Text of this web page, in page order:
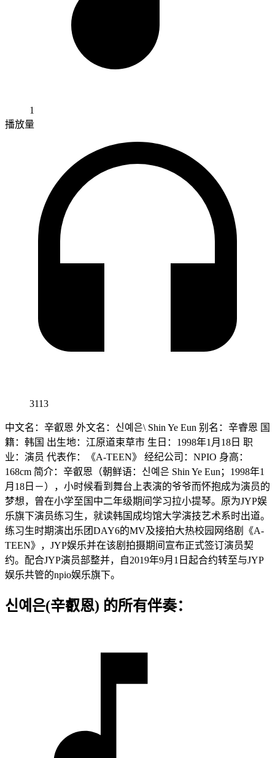
1
播放量
3113
中文名：辛叡恩 外文名：신예은\ Shin Ye Eun 别名：辛睿恩 国
籍：韩国 出生地：江原道束草市 生日：1998年1月18日 职
业：演员 代表作：《A-TEEN》 经纪公司：NPIO 身高：
168cm 简介：辛叡恩（朝鲜语：신예은 Shin Ye Eun；1998年1
月18日－），小时候看到舞台上表演的爷爷而怀抱成为演员的
梦想，曾在小学至国中二年级期间学习拉小提琴。原为JYP娱
乐旗下演员练习生，就读韩国成均馆大学演技艺术系时出道。
练习生时期演出乐团DAY6的MV及接拍大热校园网络剧《A-
TEEN》，JYP娱乐并在该剧拍摄期间宣布正式签订演员契
约。配合JYP演员部整并，自2019年9月1日起合约转至与JYP
娱乐共管的npio娱乐旗下。
신예은(辛叡恩) 的所有伴奏：